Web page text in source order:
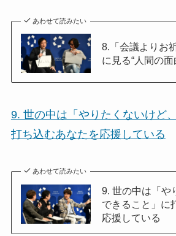
あわせて読みたい
8.「会議よりお
に見る“人間の面
9. 世の中は「やりたくないけど
打ち込むあなたを応援している
あわせて読みたい
9. 世の中は「や
できること」に
応援している